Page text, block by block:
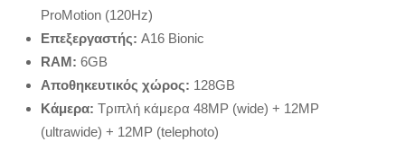
ProMotion (120Hz)
Επεξεργαστής: A16 Bionic
RAM: 6GB
Αποθηκευτικός χώρος: 128GB
Κάμερα: Τριπλή κάμερα 48MP (wide) + 12MP
(ultrawide) + 12MP (telephoto)